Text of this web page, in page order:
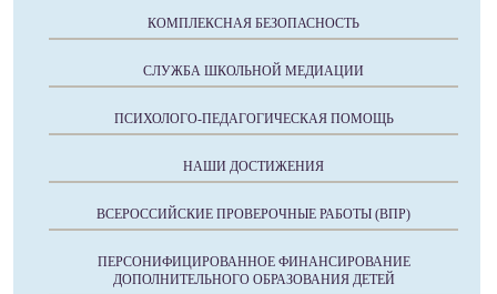
КОМПЛЕКСНАЯ БЕЗОПАСНОСТЬ
СЛУЖБА ШКОЛЬНОЙ МЕДИАЦИИ
ПСИХОЛОГО-ПЕДАГОГИЧЕСКАЯ ПОМОЩЬ
НАШИ ДОСТИЖЕНИЯ
ВСЕРОССИЙСКИЕ ПРОВЕРОЧНЫЕ РАБОТЫ (ВПР)
ПЕРСОНИФИЦИРОВАННОЕ ФИНАНСИРОВАНИЕ
ДОПОЛНИТЕЛЬНОГО ОБРАЗОВАНИЯ ДЕТЕЙ